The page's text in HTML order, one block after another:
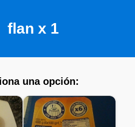
flan x 1
una opción: